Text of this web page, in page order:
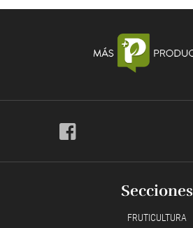
Secciones
FRUTICULTURA